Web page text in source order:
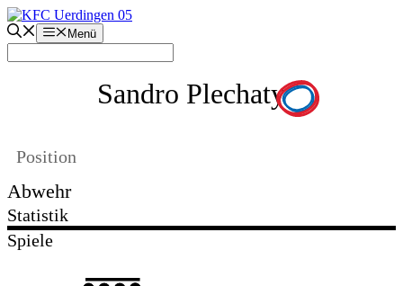
Zum
Inhalt
springen
Menü
Sandro Plechaty
Position
Abwehr
Statistik
Spiele